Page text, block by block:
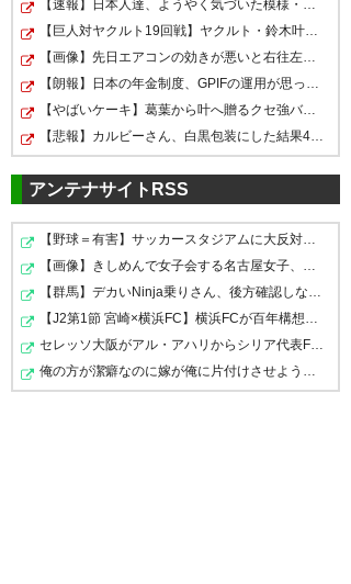
【速報】日本人達、ようやく気づいた模様・・・・・
【巨人対ヤクルト19回戦】ヤクルト・鈴木叶、巨人・小笠…
【画像】先日エアコンの効きが悪いと右往左往してた奴や…
【朗報】日本の年金制度、GPIFの運用が思ったより好調な…
【やばいケーキ】葛葉から叶へ贈るクセ強バースデーソン…
【悲報】カルビーさん、白黒包装にした結果4週連続売上減
アンテナサイトRSS
【野球＝有害】サッカースタジアムに大反対した秋田県の…
【画像】きしめんで女子会する名古屋女子、こうなってし…
【群馬】デカいNinja乗りさん、後方確認しない軽四に当て…
【J2第1節 宮崎×横浜FC】横浜FCが百年構想リーグ3位の宮…
セレッソ大阪がアル・アハリからシリア代表FWパブロ・サ…
俺の方が潔癖なのに嫁が俺に片付けさせようとしない。ス…